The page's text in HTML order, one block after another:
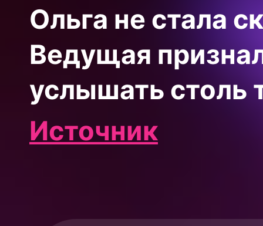
Ольга не стала
Ведущая
услышать столь
Источник